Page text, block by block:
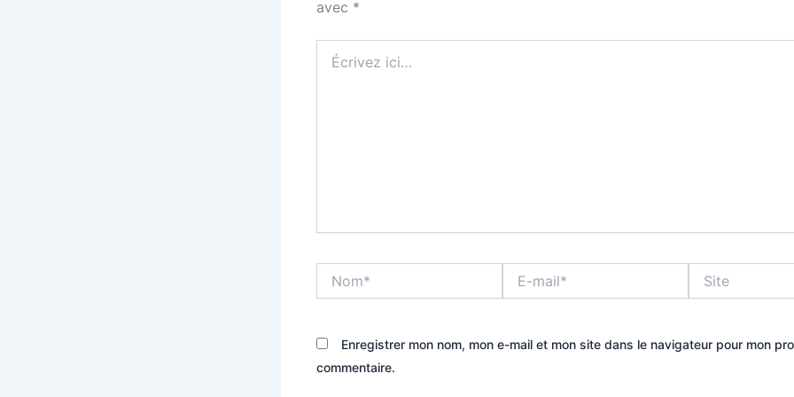
avec *
ici…
mail*
Enregistrer mon nom, mon e-mail et mon site dans le navigateur pour mon
commentaire.